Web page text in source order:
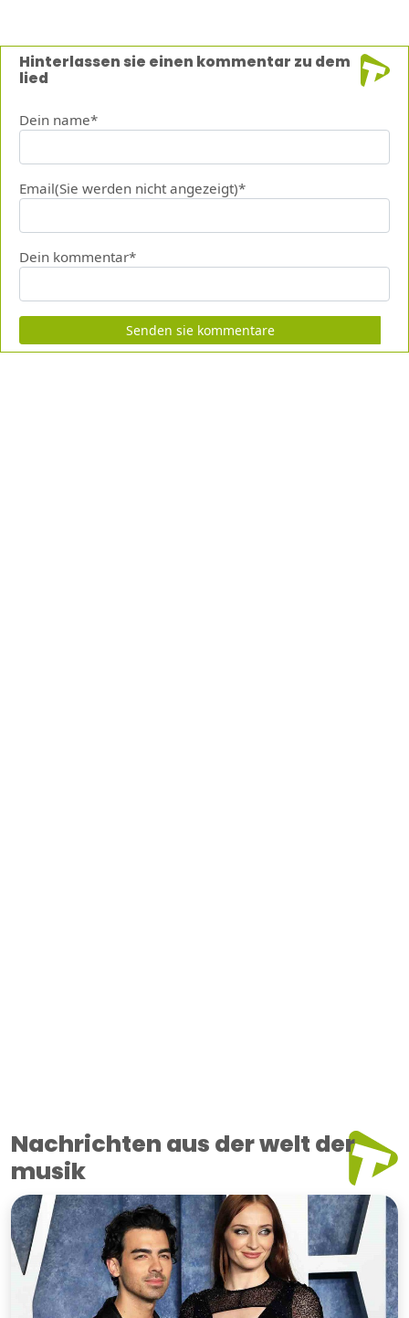
Hinterlassen sie einen kommentar zu dem
lied
Dein name*
Email(Sie werden nicht angezeigt)*
Dein kommentar*
Senden sie kommentare
Nachrichten aus der welt der
musik